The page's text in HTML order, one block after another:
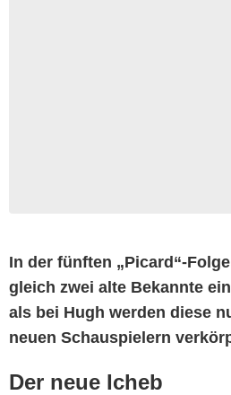
In der fünften „Picard“-
gleich zwei alte Bekannte
als bei Hugh werden diese
neuen Schauspielern
Der neue Icheb